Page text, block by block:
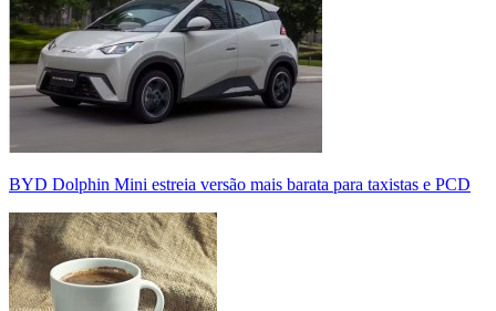
BYD Dolphin Mini estreia versão mais barata para taxistas e PCD